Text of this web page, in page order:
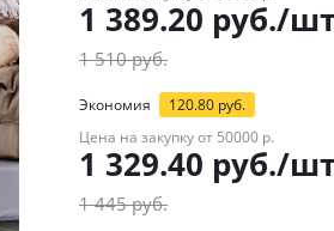
1 389.20 руб./
1 510руб.
Экономия 120.80 руб.
Цена на закупку от 50000 р.
1 329.40 руб./
1 445руб.